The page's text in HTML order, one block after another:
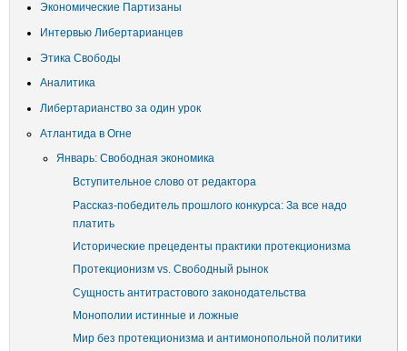
Экономические Партизаны
Интервью Либертарианцев
Этика Свободы
Аналитика
Либертарианство за один урок
Атлантида в Огне
Январь: Свободная экономика
Вступительное слово от редактора
Рассказ-победитель прошлого конкурса: За все надо
платить
Исторические прецеденты практики протекционизма
Протекционизм vs. Свободный рынок
Сущность антитрастового законодательства
Монополии истинные и ложные
Мир без протекционизма и антимонопольной политики